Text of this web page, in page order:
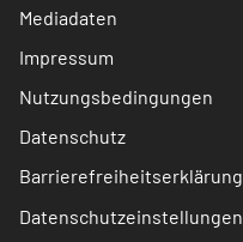
Mediadaten
Impressum
Nutzungsbedingungen
Datenschutz
Barrierefreiheitserklärung
Datenschutzeinstellungen